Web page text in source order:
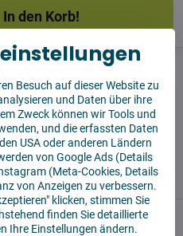
In den Korb!
Ware
Besuch auf dieser Website zu
und Daten über ihre
Zweck können wir Tools und
und die erfassten Daten
USA oder anderen Ländern
von Google Ads (Details
(Meta-Cookies, Details
von Anzeigen zu verbessern.
klicken, stimmen Sie
finden Sie detaillierte
Ihre Einstellungen ändern.